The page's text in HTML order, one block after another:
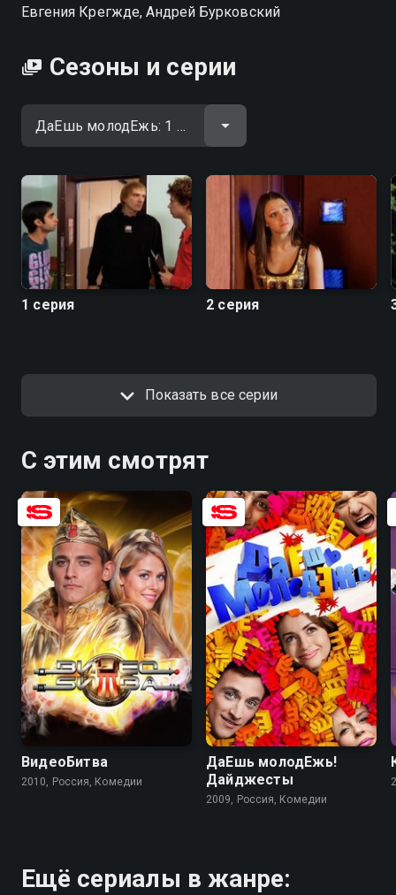
Евгения Крегжде, Андрей Бурковский
Сезоны и серии
1 серия 2 серия
Показать все серии
С этим смотрят
ВидеоБитва
2010, Россия, Комедии
ДаЕшь молодЕжь!
Дайджесты
2009, Россия, Комедии
Ещё сериалы в жанре: